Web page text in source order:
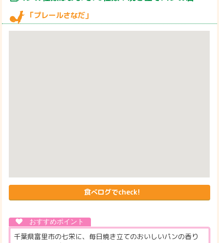
「プレールさなだ」
食べログでcheck!
千葉県富里市の七栄に、毎日焼き立てのおいしいパンの香り